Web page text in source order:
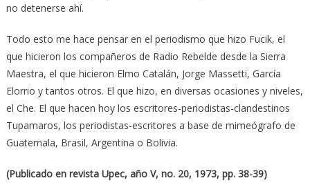
no detenerse ahí.
Todo esto me hace pensar en el periodismo que hizo Fucik, el
que hicieron los compañeros de Radio Rebelde desde la Sierra
Maestra, el que hicieron Elmo Catalán, Jorge Massetti, García
Elorrio y tantos otros. El que hizo, en diversas ocasiones y niveles,
el Che. El que hacen hoy los escritores-periodistas-clandestinos
Tupamaros, los periodistas-escritores a base de mimeógrafo de
Guatemala, Brasil, Argentina o Bolivia.
(Publicado en revista Upec, año V, no. 20, 1973, pp. 38-39)